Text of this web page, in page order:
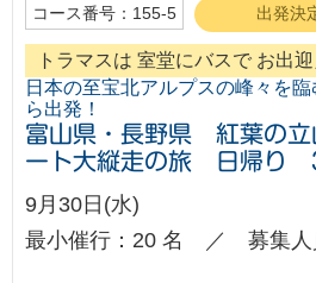
コース番号：155-5 出発決
トラマスは 室堂にバスで お出迎
日本の至宝北アルプスの峰々を
ら出発！
富山県・長野県 紅葉の立
ート大縦走の旅 日帰り
9月30日(水)
最小催行：20 名 ／ 募集人